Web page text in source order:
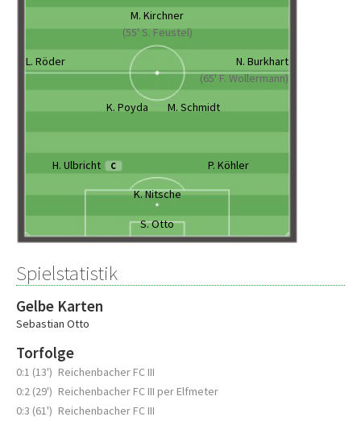
M. Kirchner
(55' S. Feustel)
L. Röder
N. Burkhart
(65' F. Wollermann)
K. Poyda
M. Schmidt
H. Ulbricht C
P. Köhler
K. Nitsche
S. Otto
Spielstatistik
Gelbe Karten
Sebastian Otto
Torfolge
0:1 (13') Reichenbacher FC III
0:2 (29') Reichenbacher FC III per Elfmeter
0:3 (61') Reichenbacher FC III